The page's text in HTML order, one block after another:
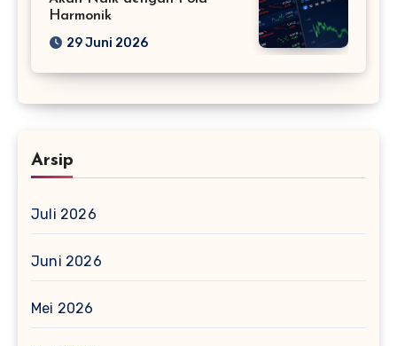
Harmonik
29 Juni 2026
Arsip
Juli 2026
Juni 2026
Mei 2026